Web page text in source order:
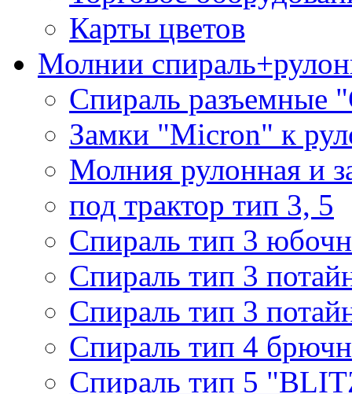
Карты цветов
Молнии
Спираль разъемные
Замки "Micron" к
Молния рулонная и
под трактор тип 3, 5
Спираль тип 3
Спираль тип 3
Спираль тип 3
Спираль тип 4
Спираль тип 5